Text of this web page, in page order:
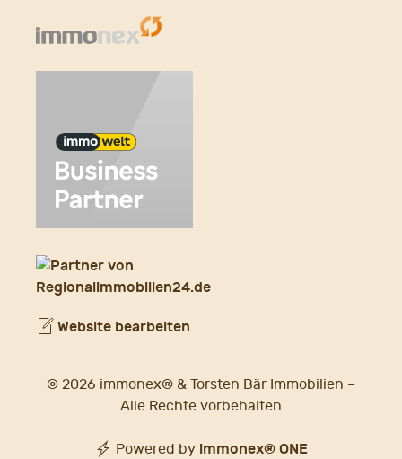
Website bearbeiten
© 2026 immonex® & Torsten Bär Immobilien –
Alle Rechte vorbehalten
Powered by immonex® ONE